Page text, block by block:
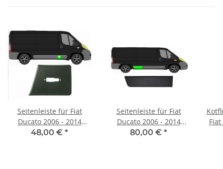
Seitenleiste für Fiat
Ducato 2006 - 2014
rechts
48,00 € *
Seitenleiste für Fiat
Ducato 2006 - 2014
hinten rechts
80,00 € *